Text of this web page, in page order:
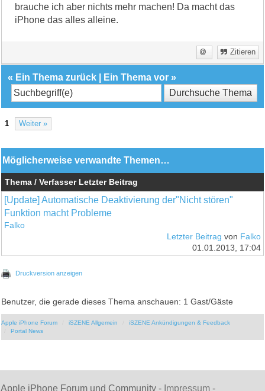
brauche ich aber nichts mehr machen! Da macht das
iPhone das alles alleine.
Zitieren
« Ein Thema zurück Ein Thema vor »
1 Weiter »
Möglicherweise verwandte Themen…
Thema / Verfasser Letzter Beitrag
[Update] Automatische Deaktivierung der"Nicht stören"
Funktion macht Probleme
Falko
Letzter Beitrag von Falko
01.01.2013, 17:04
Druckversion anzeigen
Benutzer, die gerade dieses Thema anschauen: 1 Gast/Gäste
Apple iPhone Forum iSZENE Allgemein
iSZENE Ankündigungen & Feedback
Portal News
Apple iPhone Forum und Community - Impressum -